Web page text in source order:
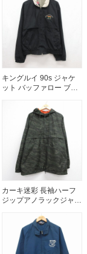
キングルイ 90s ジャケ
ット バッファロー ブラ
カーキ迷彩 長袖ハーフ
ジップアノラックジャケ
キ メンズXL相当 | 古着